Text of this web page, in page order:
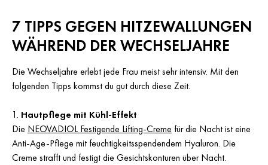
7 TIPPS GEGEN HITZEWALLUNGEN
WÄHREND DER WECHSELJAHRE
Die Wechseljahre erlebt jede Frau meist sehr intensiv. Mit den
folgenden Tipps kommst du gut durch diese Zeit.
Hautpflege mit Kühl-Effekt
Die NEOVADIOL Festigende Lifting-Creme für die Nacht ist eine
Anti-Age-Pflege mit feuchtigkeitsspendendem Hyaluron. Die
Creme strafft und festigt die Gesichtskonturen über Nacht.